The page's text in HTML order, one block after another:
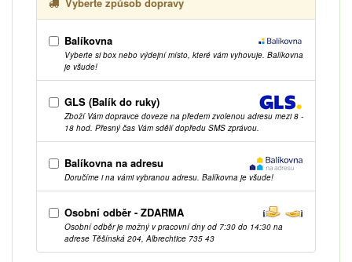
Balíkovna
Vyberte si box nebo výdejní místo, které vám vyhovuje. Balíkovna
je všude!
GLS (Balík do ruky)
Zboží Vám dopravce doveze na předem zvolenou adresu mezi 8 -
18 hod. Přesný čas Vám sdělí dopředu SMS zprávou.
Balíkovna na adresu
Doručíme i na vámi vybranou adresu. Balíkovna je všude!
Osobní odběr - ZDARMA
Osobní odběr je možný v pracovní dny od 7:30 do 14:30 na
adrese Těšínská 204, Albrechtice 735 43